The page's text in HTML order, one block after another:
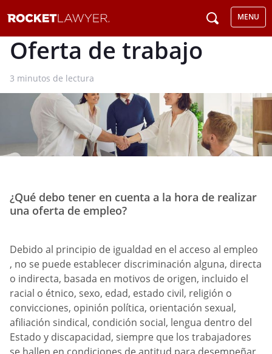
MENU
Oferta de trabajo
3 minutos de lectura
¿Qué debo tener en cuenta a la hora de realizar
una oferta de empleo?
Debido al principio de igualdad en el acceso al empleo
, no se puede establecer discriminación alguna, directa
o indirecta, basada en motivos de origen, incluido el
racial o étnico, sexo, edad, estado civil, religión o
convicciones, opinión política, orientación sexual,
afiliación sindical, condición social, lengua dentro del
Estado y discapacidad, siempre que los trabajadores